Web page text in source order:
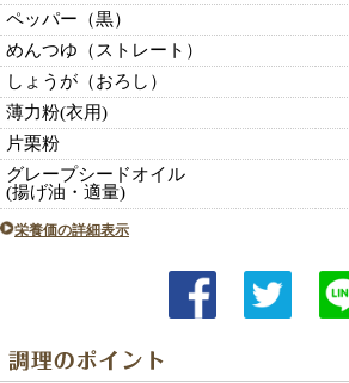
ペッパー（黒）
めんつゆ（ストレート）
しょうが（おろし）
薄力粉(衣用)
片栗粉
グレープシードオイル
(揚げ油・適量)
栄養価の詳細表示